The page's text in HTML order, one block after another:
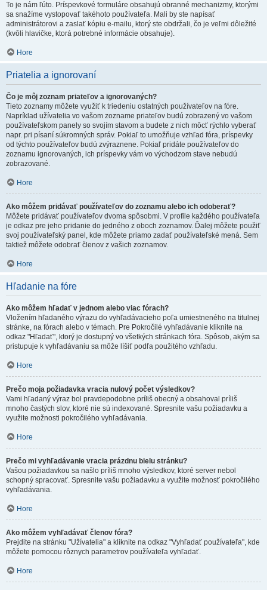
To je nám ľúto. Príspevkové formuláre obsahujú obranné mechanizmy, ktorými
sa snažíme vystopovať takéhoto používateľa. Mali by ste napísať
administrátorovi a zaslať kópiu e-mailu, ktorý ste obdržali, čo je veľmi dôležité
(kvôli hlavičke, ktorá potrebné informácie obsahuje).
Hore
Priatelia a ignorovaní
Čo je môj zoznam priateľov a ignorovaných?
Tieto zoznamy môžete využiť k triedeniu ostatných používateľov na fóre.
Napríklad užívatelia vo vašom zozname priateľov budú zobrazený vo vašom
používateľskom panely so svojím stavom a budete z nich môcť rýchlo vyberať
napr. pri písaní súkromných správ. Pokiaľ to umožňuje vzhľad fóra, príspevky
od týchto používateľov budú zvýraznene. Pokiaľ pridáte používateľov do
zoznamu ignorovaných, ich príspevky vám vo východzom stave nebudú
zobrazované.
Hore
Ako môžem pridávať používateľov do zoznamu alebo ich odoberať?
Môžete pridávať používateľov dvoma spôsobmi. V profile každého používateľa
je odkaz pre jeho pridanie do jedného z oboch zoznamov. Ďalej môžete použiť
svoj používateľský panel, kde môžete priamo zadať používateľské mená. Sem
taktiež môžete odobrať členov z vašich zoznamov.
Hore
Hľadanie na fóre
Ako môžem hľadať v jednom alebo viac fórach?
Vložením hľadaného výrazu do vyhľadávacieho poľa umiestneného na titulnej
stránke, na fórach alebo v témach. Pre Pokročilé vyhľadávanie kliknite na
odkaz "Hľadať", ktorý je dostupný vo všetkých stránkach fóra. Spôsob, akým sa
pristupuje k vyhľadávaniu sa môže líšiť podľa použitého vzhľadu.
Hore
Prečo moja požiadavka vracia nulový počet výsledkov?
Vami hľadaný výraz bol pravdepodobne príliš obecný a obsahoval príliš
mnoho častých slov, ktoré nie sú indexované. Spresnite vašu požiadavku a
využite možnosti pokročilého vyhľadávania.
Hore
Prečo mi vyhľadávanie vracia prázdnu bielu stránku?
Vašou požiadavkou sa našlo príliš mnoho výsledkov, ktoré server nebol
schopný spracovať. Spresnite vašu požiadavku a využite možnosť pokročilého
vyhľadávania.
Hore
Ako môžem vyhľadávať členov fóra?
Prejdite na stránku "Užívatelia" a kliknite na odkaz "Vyhľadať používateľa", kde
môžete pomocou rôznych parametrov používateľa vyhľadať.
Hore